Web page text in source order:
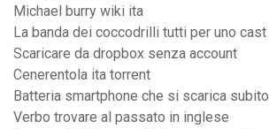
Michael burry wiki ita
La banda dei coccodrilli tutti per uno cast
Scaricare da dropbox senza account
Cenerentola ita torrent
Batteria smartphone che si scarica subito
Verbo trovare al passato in inglese